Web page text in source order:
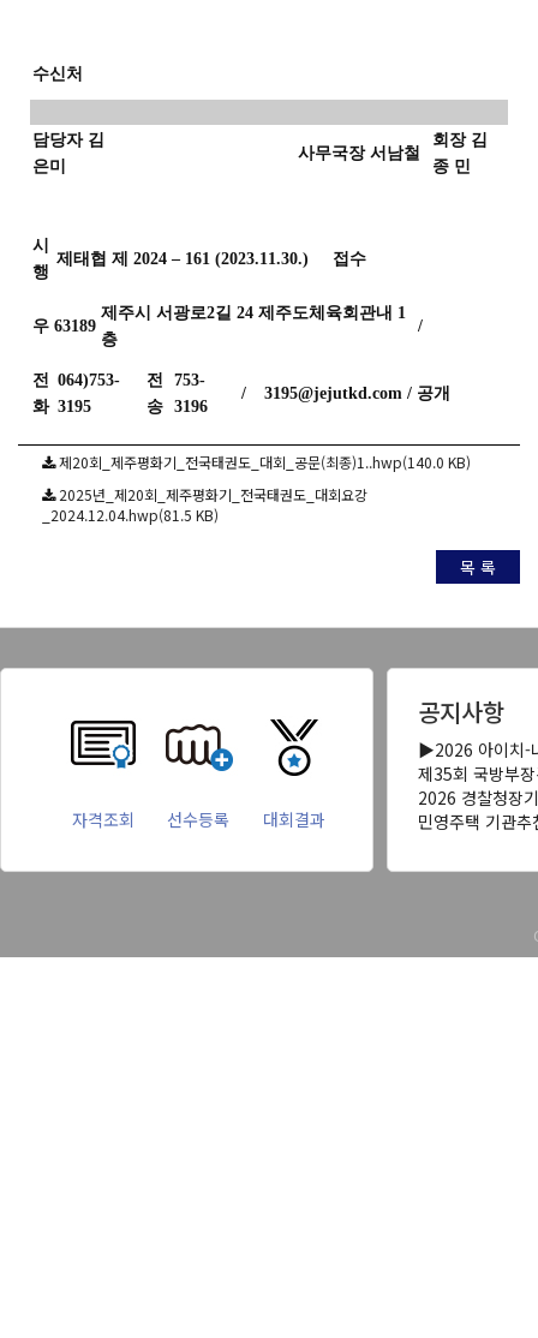
수신처
담당자 김
은미
사무국장 서남철
회장 김
종 민
시
행
제태협 제 2024 – 161 (2023.11.30.) 접수
우 63189
제주시 서광로2길 24 제주도체육회관내 1
층
/
전
화
064)753-
3195
전
송
753-
3196
/ 3195@jejutkd.com / 공개
제20회_제주평화기_전국태권도_대회_공문(최종)1..hwp(140.0 KB)
2025년_제20회_제주평화기_전국태권도_대회요강
_2024.12.04.hwp(81.5 KB)
목 록
자격조회 선수등록 대회결과
공지사항
▶2026 아이치-
제35회 국방부
2026 경찰청장
민영주택 기관